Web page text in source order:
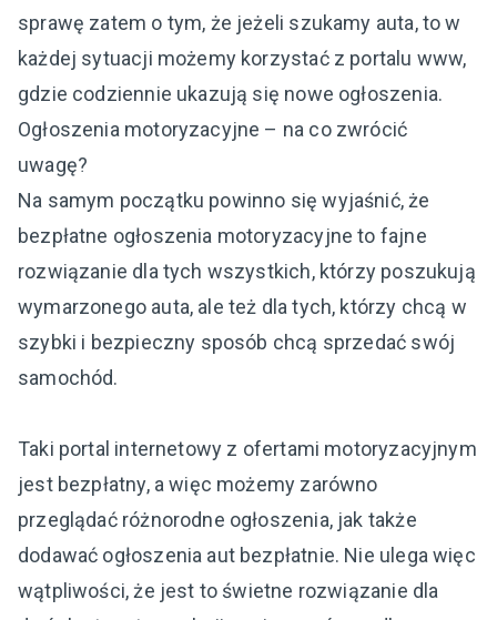
sprawę zatem o tym, że jeżeli szukamy auta, to w
każdej sytuacji możemy korzystać z portalu www,
gdzie codziennie ukazują się nowe ogłoszenia.
Ogłoszenia motoryzacyjne – na co zwrócić
uwagę?
Na samym początku powinno się wyjaśnić, że
bezpłatne ogłoszenia motoryzacyjne to fajne
rozwiązanie dla tych wszystkich, którzy poszukują
wymarzonego auta, ale też dla tych, którzy chcą w
szybki i bezpieczny sposób chcą sprzedać swój
samochód.
Taki portal internetowy z ofertami motoryzacyjnym
jest bezpłatny, a więc możemy zarówno
przeglądać różnorodne ogłoszenia, jak także
dodawać ogłoszenia aut bezpłatnie. Nie ulega więc
wątpliwości, że jest to świetne rozwiązanie dla